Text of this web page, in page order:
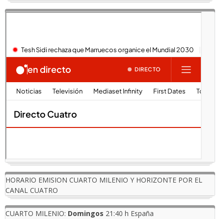
HORARIO EMISION CUARTO MILENIO Y HORIZONTE POR EL
CANAL CUATRO
CUARTO MILENIO: Domingos 21:40 h España